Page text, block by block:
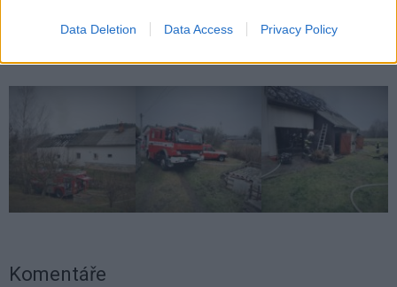
Data Deletion Data Access Privacy Policy
Komentáře